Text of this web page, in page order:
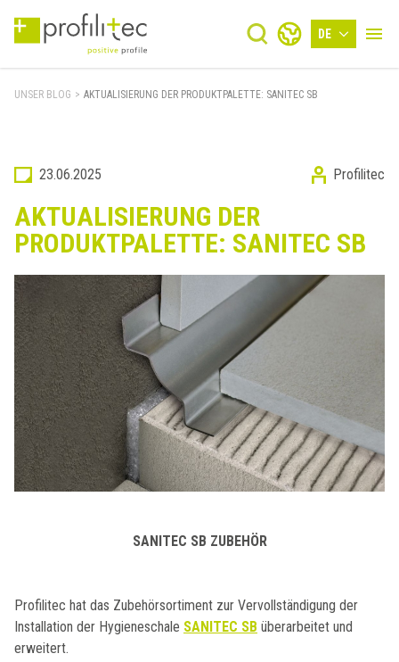
DE
UNSER BLOG > AKTUALISIERUNG DER PRODUKTPALETTE: SANITEC SB
23.06.2025 Profilitec
AKTUALISIERUNG DER
PRODUKTPALETTE: SANITEC SB
SANITEC SB ZUBEHÖR
Profilitec hat das Zubehörsortiment zur Vervollständigung der
Installation der Hygieneschale SANITEC SB überarbeitet und
erweitert.